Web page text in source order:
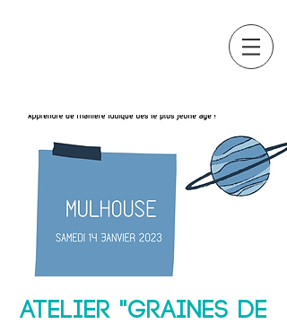
Atelier "Graines de